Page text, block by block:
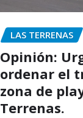
LAS TERRENAS
Opinión:
ordenar el
zona de
Terrenas.